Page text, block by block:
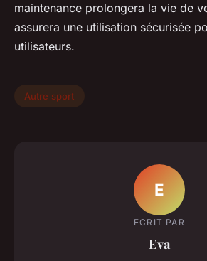
maintenance prolongera la vie de
assurera une utilisation sécurisée
utilisateurs.
Autre sport
E
ECRIT PAR
Eva